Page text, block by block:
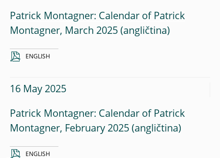
Patrick Montagner: Calendar of Patrick
Montagner, March 2025
ENGLISH
16 May 2025
Patrick Montagner: Calendar of Patrick
Montagner, February 2025
ENGLISH